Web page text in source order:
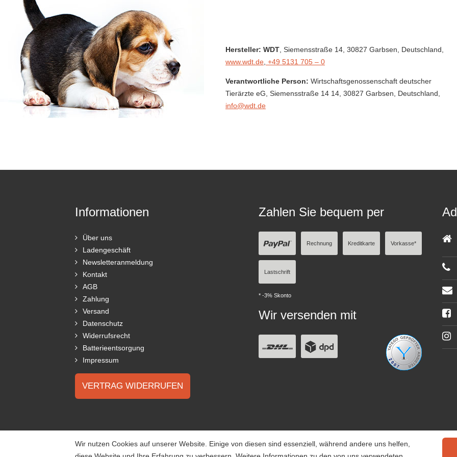
Hersteller: WDT , Siemensstraße 14 , 30827 Garbsen, Deutschland
www.wdt.de +49 5131 705 – 0
Verantwortliche Person: Wirtschaftsgenossenschaft deutscher
Tierärzte eG,Siemensstraße 14 14, 30827 Garbsen, Deutschland
info@wdt.de
Informationen
Über uns
Ladengeschäft
Newsletteranmeldung
Kontakt
AGB
Zahlung
Versand
Datenschutz
Widerrufsrecht
Batterieentsorgung
Impressum
VERTRAG WIDERRUFEN
Zahlen Sie bequem per
Rechnung Kreditkarte Vorkasse*
Lastschrift
* -3% Skonto
Wir versenden mit
Wir nutzen Cookies auf unserer Website. Einige von diesen sind essenziell, während andere uns helfen,